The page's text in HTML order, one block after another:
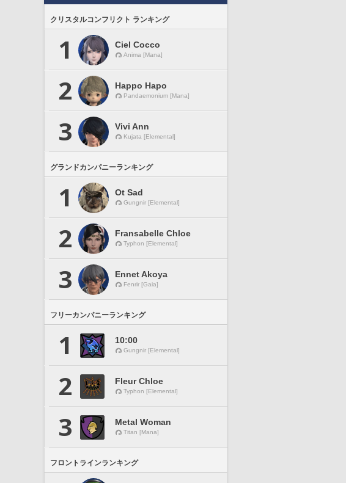
クリスタルコンフリクト ランキング
1 Ciel Cocco
Anima [Mana]
2 Happo Hapo
Pandaemonium [Mana]
3 Vivi Ann
Kujata [Elemental]
グランドカンパニーランキング
1 Ot Sad
Gungnir [Elemental]
2 Fransabelle Chloe
Typhon [Elemental]
3 Ennet Akoya
Fenrir [Gaia]
フリーカンパニーランキング
1 10:00
Gungnir [Elemental]
2 Fleur Chloe
Typhon [Elemental]
3 Metal Woman
Titan [Mana]
フロントラインランキング